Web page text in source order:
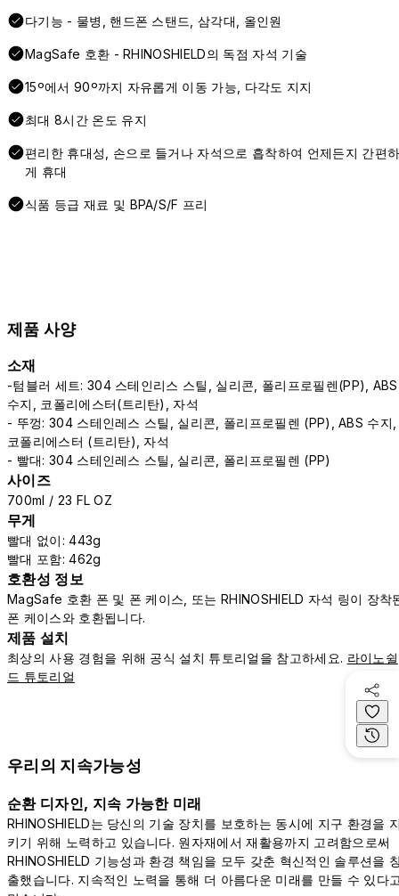
다기능 - 물병, 핸드폰 스탠드, 삼각대, 올인원
MagSafe 호환 - RHINOSHIELD의 독점 자석 기술
15º에서 90º까지 자유롭게 이동 가능, 다각도 지지
최대 8시간 온도 유지
편리한 휴대성, 손으로 들거나 자석으로 흡착하여 언제든지 간편
게 휴대
식품 등급 재료 및 BPA/S/F 프리
제품 사양
소재
-텀블러 세트: 304 스테인리스 스틸, 실리콘, 폴리프로필렌(PP), ABS
수지, 코폴리에스터(트리탄), 자석
- 뚜껑: 304 스테인레스 스틸, 실리콘, 폴리프로필렌 (PP), ABS 수지,
코폴리에스터 (트리탄), 자석
- 빨대: 304 스테인레스 스틸, 실리콘, 폴리프로필렌 (PP)
사이즈
700ml / 23 FL OZ
무게
빨대 없이: 443g
빨대 포함: 462g
호환성 정보
MagSafe 호환 폰 및 폰 케이스, 또는 RHINOSHIELD 자석 링이 장착
폰 케이스와 호환됩니다.
제품 설치
최상의 사용 경험을 위해 공식 설치 튜토리얼을 참고하세요. 라이노쉴
드 튜토리얼
우리의 지속가능성
순환 디자인, 지속 가능한 미래
RHINOSHIELD는 당신의 기술 장치를 보호하는 동시에 지구 환경을
키기 위해 노력하고 있습니다. 원자재에서 재활용까지 고려함으로써
RHINOSHIELD 기능성과 환경 책임을 모두 갖춘 혁신적인 솔루션을
출했습니다. 지속적인 노력을 통해 더 아름다운 미래를 만들 수 있다